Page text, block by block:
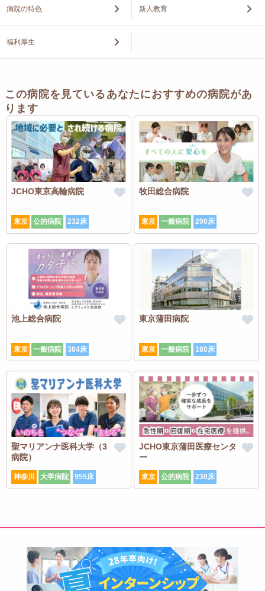
病院の特色 新人教育
福利厚生
この病院を見ているあなたにおすすめの病院があ
ります
JCHO東京高輪病院
東京 公的病院 232床
牧田総合病院
東京 一般病院 290床
池上総合病院
東京 一般病院 384床
東京蒲田病院
東京 一般病院 180床
聖マリアンナ医科大学（3
病院）
神奈川 大学病院 955床
JCHO東京蒲田医療センタ
ー
東京 公的病院 230床